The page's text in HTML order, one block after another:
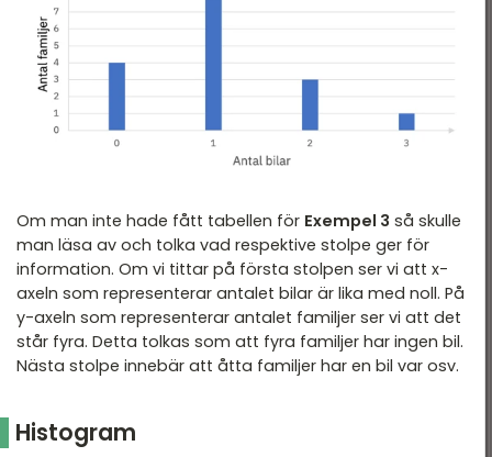
Om man inte hade fått tabellen för Exempel 3 så skulle
man läsa av och tolka vad respektive stolpe ger för
information. Om vi tittar på första stolpen ser vi att x-
axeln som representerar antalet bilar är lika med noll. På
y-axeln som representerar antalet familjer ser vi att det
står fyra. Detta tolkas som att fyra familjer har ingen bil.
Nästa stolpe innebär att åtta familjer har en bil var osv.
Histogram